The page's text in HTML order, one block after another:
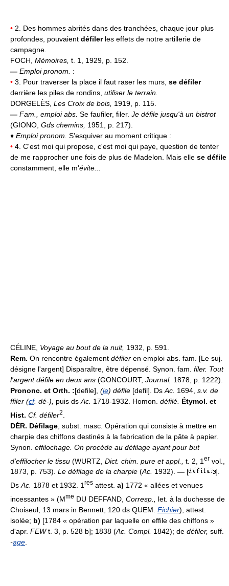
• 2. Des hommes abrités dans des tranchées, chaque jour plus
profondes, pouvaient défilerles effets de notre artillerie de
campagne.
FOCH, Mémoires, t. 1, 1929, p. 152.
— Emploi pronom.
:
• 3. Pour traverser la place il faut raser les murs, se défiler
derrière les piles de rondins, utiliser le terrain.
DORGELÈS, Les Croix de bois, 1919, p. 115.
— Fam., emploi abs. Se faufiler, filer. Je défile jusqu'à un bistrot
(GIONO, Gds chemins, 1951, p. 217).
♦ Emploi pronom. S'esquiver au moment critique :
• 4. C'est moi qui propose, c'est moi qui paye, question de tenter
de me rapprocher une fois de plus de Madelon. Mais elle se défile
constamment, elle m'évite...
CÉLINE, Voyage au bout de la nuit, 1932, p. 591.
Rem. On rencontre également défiler en emploi abs. fam. [Le suj.
désigne l'argent] Disparaître, être dépensé. Synon. fam. filer. Tout
l'argent défile en deux ans (GONCOURT, Journal, 1878, p. 1222).
Prononc. et Orth. :[defile], (je) défile [defil]. Ds Ac. 1694, s.v. de
ffiler (cf. dé-), puis ds Ac. 1718-1932. Homon. défilé. Étymol. et
Hist. Cf. défiler2
DÉR. Défilage , subst. masc. Opération qui consiste à mettre en
charpie des chiffons destinés à la fabrication de la pâte à papier.
Synon. effilochage. On procède au défilage ayant pour but
d'effilocher le tissu (WURTZ, Dict. chim. pure et appl., t. 2, 1 er vol.,
1873, p. 753). Le défilage de la charpie (Ac. 1932). — [
].
Ds Ac. 1878 et 1932. 1 res attest. a) 1772 « allées et venues
incessantes » (Mme DU DEFFAND, Corresp.,
let. à la duchesse de
Choiseul, 13 mars in Bennett, 120 ds QUEM. Fichier), attest.
isolée; b) [1784 « opération par laquelle on effile des chiffons »
d'apr. FEWt. 3, p. 528 b]; 1838 (Ac. Compl. 1842); de défiler, suff.
-age